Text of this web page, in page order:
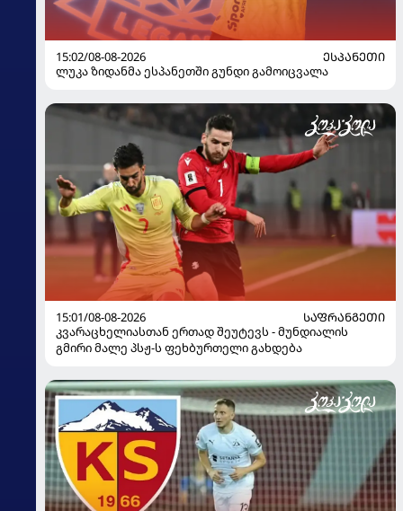
15:02/08-08-2026
ᲔᲡᲞᲐᲜᲔᲗᲘ
ლუკა ზიდანმა ესპანეთში გუნდი გამოიცვალა
15:01/08-08-2026
ᲡᲐᲤᲠᲐᲜᲒᲔᲗᲘ
კვარაცხელიასთან ერთად შეუტევს - მუნდიალის
გმირი მალე პსჟ-ს ფეხბურთელი გახდება